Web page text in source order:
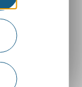
et du
Rodez